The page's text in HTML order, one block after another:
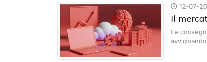
12-07-
Il
Le